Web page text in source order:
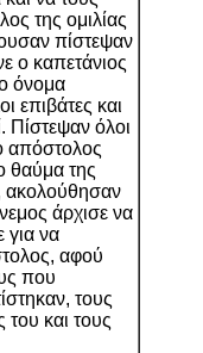
της ομιλίας
πίστεψαν
ο καπετάνιος
όνομα
επιβάτες και
Πίστεψαν όλοι
απόστολος
θαύμα της
ακολούθησαν
άρχισε να
για να
αφού
που
τους
του και τους